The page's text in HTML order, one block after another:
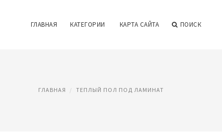
ГЛАВНАЯ КАТЕГОРИИ КАРТА САЙТА ПОИСК
ГЛАВНАЯ ТЕПЛЫЙ ПОЛ ПОД ЛАМИНАТ